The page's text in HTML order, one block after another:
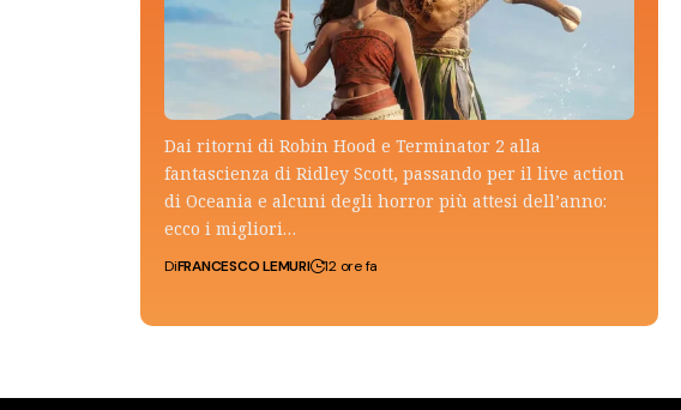
Dai ritorni di Robin Hood e Terminator 2 alla
fantascienza di Ridley Scott, passando per il live action
di Oceania e alcuni degli horror più attesi dell’anno:
ecco i migliori…
DiFRANCESCO LEMURI 12 ore fa